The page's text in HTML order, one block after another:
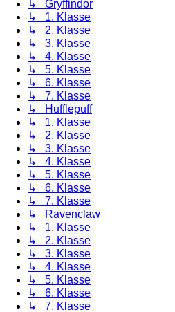
↳ Gryffindor
↳ 1. Klasse
↳ 2. Klasse
↳ 3. Klasse
↳ 4. Klasse
↳ 5. Klasse
↳ 6. Klasse
↳ 7. Klasse
↳ Hufflepuff
↳ 1. Klasse
↳ 2. Klasse
↳ 3. Klasse
↳ 4. Klasse
↳ 5. Klasse
↳ 6. Klasse
↳ 7. Klasse
↳ Ravenclaw
↳ 1. Klasse
↳ 2. Klasse
↳ 3. Klasse
↳ 4. Klasse
↳ 5. Klasse
↳ 6. Klasse
↳ 7. Klasse